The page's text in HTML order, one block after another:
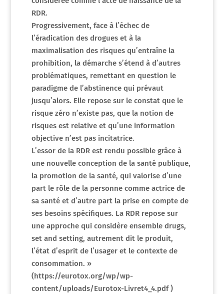
RDR.
Progressivement, face à l’échec de
l’éradication des drogues et à la
maximalisation des risques qu’entraîne la
prohibition, la démarche s’étend à d’autres
problématiques, remettant en question le
paradigme de l’abstinence qui prévaut
jusqu’alors. Elle repose sur le constat que le
risque zéro n’existe pas, que la notion de
risques est relative et qu’une information
objective n’est pas incitatrice.
L’essor de la RDR est rendu possible grâce à
une nouvelle conception de la santé publique,
la promotion de la santé, qui valorise d’une
part le rôle de la personne comme actrice de
sa santé et d’autre part la prise en compte de
ses besoins spécifiques. La RDR repose sur
une approche qui considère ensemble drugs,
set and setting, autrement dit le produit,
l’état d’esprit de l’usager et le contexte de
consommation. »
(https://eurotox.org/wp/wp-
content/uploads/Eurotox-Livret4_4.pdf )